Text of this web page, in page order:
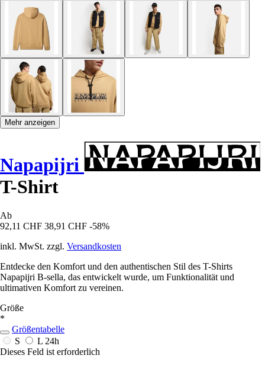
Mehr anzeigen
Napapijri
T-Shirt
Ab
92,11 CHF 38,91 CHF -58%
inkl. MwSt. zzgl. Versandkosten
Entdecke den Komfort und den authentischen Stil des T-Shirts
Napapijri B-sella, das entwickelt wurde, um Funktionalität und
ultimativen Komfort zu vereinen.
Größe
*
Größentabelle
S
L 24h
Dieses Feld ist erforderlich